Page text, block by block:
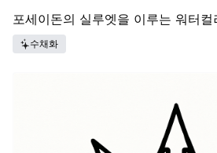
포세이돈의 실루엣을 이루는 워터
수채화